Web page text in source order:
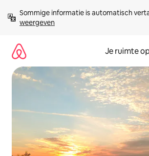
direct
naar
Sommige informatie is automatisch
weergeven
Je ruimte